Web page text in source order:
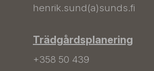
henrik.sund(a)sunds.fi
Trädgårdsplanering
+358 50 439